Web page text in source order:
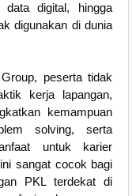
data digital, hingga
digunakan di dunia
peserta tidak
kerja lapangan,
kemampuan
solving, serta
untuk karier
sangat cocok bagi
PKL terdekat di